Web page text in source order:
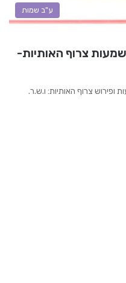
ע"ב שמות
צרוף האותיות-